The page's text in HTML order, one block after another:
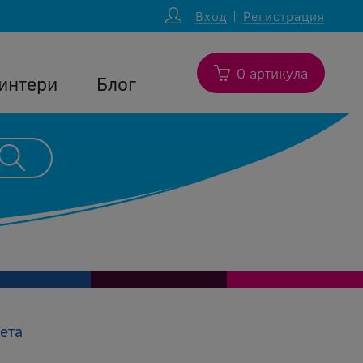
Вход Регистрация
Блог 0 артикула